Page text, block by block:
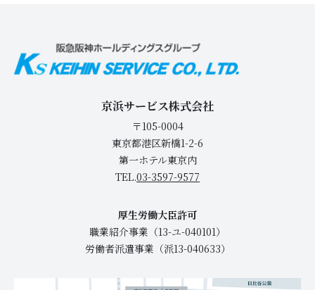
京浜サービス株式会社
〒105-0004
東京都港区新橋1-2-6
第一ホテル東京内
TEL.03-3597-9577
厚生労働大臣許可
職業紹介事業（13-ユ-040101）
労働者派遣事業（派13-040633）